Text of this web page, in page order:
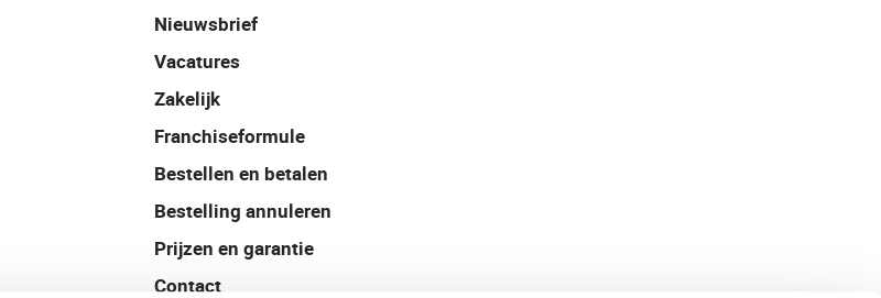
Nieuwsbrief
Vacatures
Zakelijk
Franchiseformule
Bestellen en betalen
Bestelling annuleren
Prijzen en garantie
Contact